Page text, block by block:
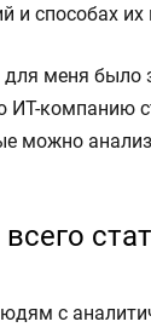
и способах их
меня было
ИТ-компанию
можно
с